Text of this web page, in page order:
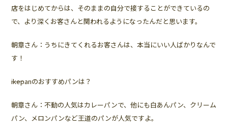
店をはじめてからは、そのままの自分で接することができているの
で、より深くお客さんと関われるようになったんだと思います。
朝章さん：うちにきてくれるお客さんは、本当にいい人ばかりなんで
す！
――ikepanのおすすめパンは？
朝章さん：不動の人気はカレーパンで、他にも白あんパン、クリーム
パン、メロンパンなど王道のパンが人気ですよ。